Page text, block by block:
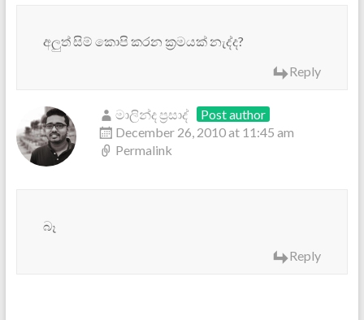
අලුත් සිම් කොපි කරන ක්‍රමයක් නැද්ද?
Reply
මාලින්ද ප්‍රසාද්
Post author
December 26, 2010 at 11:45 am
Permalink
බෑ
Reply